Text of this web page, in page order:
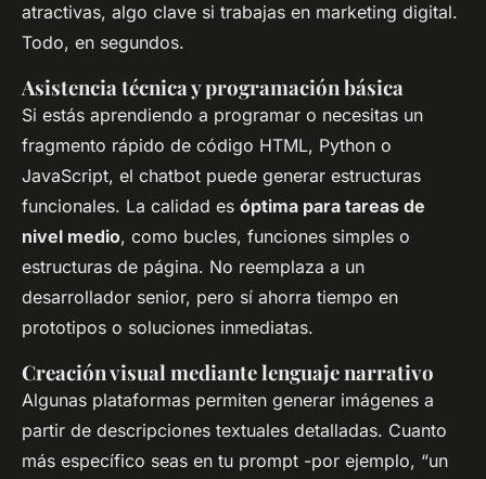
atractivas, algo clave si trabajas en marketing digital.
Todo, en segundos.
Asistencia técnica y programación básica
Si estás aprendiendo a programar o necesitas un
fragmento rápido de código HTML, Python o
JavaScript, el chatbot puede generar estructuras
funcionales. La calidad es óptima para tareas de
nivel medio, como bucles, funciones simples o
estructuras de página. No reemplaza a un
desarrollador senior, pero sí ahorra tiempo en
prototipos o soluciones inmediatas.
Creación visual mediante lenguaje narrativo
Algunas plataformas permiten generar imágenes a
partir de descripciones textuales detalladas. Cuanto
más específico seas en tu prompt -por ejemplo, “un